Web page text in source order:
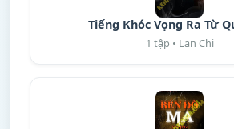
Tiếng Khóc Vọng Ra Từ
1 tập • Lan Chi